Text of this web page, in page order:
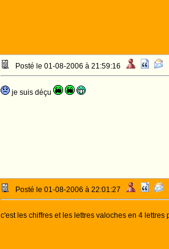
Posté le 01-08-2006 à 21:59:16
je suis déçu
Posté le 01-08-2006 à 22:01:27
c'est les chiffres et les lettres valoches en 4 lettres